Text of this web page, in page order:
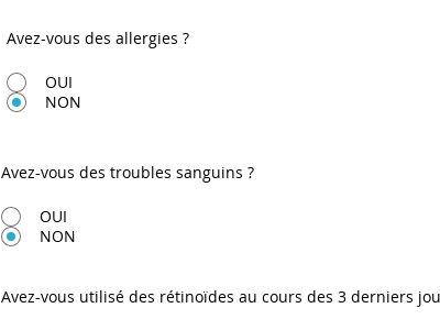
Avez-vous des allergies ?
OUI
NON
Avez-vous des troubles sanguins ?
OUI
NON
Avez-vous utilisé des rétinoïdes au cours des 3 derniers